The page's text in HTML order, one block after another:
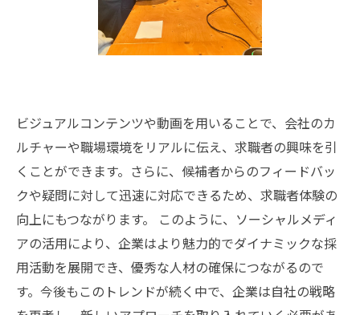
ビジュアルコンテンツや動画を用いることで、会社のカ
ルチャーや職場環境をリアルに伝え、求職者の興味を引
くことができます。さらに、候補者からのフィードバッ
クや疑問に対して迅速に対応できるため、求職者体験の
向上にもつながります。 このように、ソーシャルメディ
アの活用により、企業はより魅力的でダイナミックな採
用活動を展開でき、優秀な人材の確保につながるので
す。今後もこのトレンドが続く中で、企業は自社の戦略